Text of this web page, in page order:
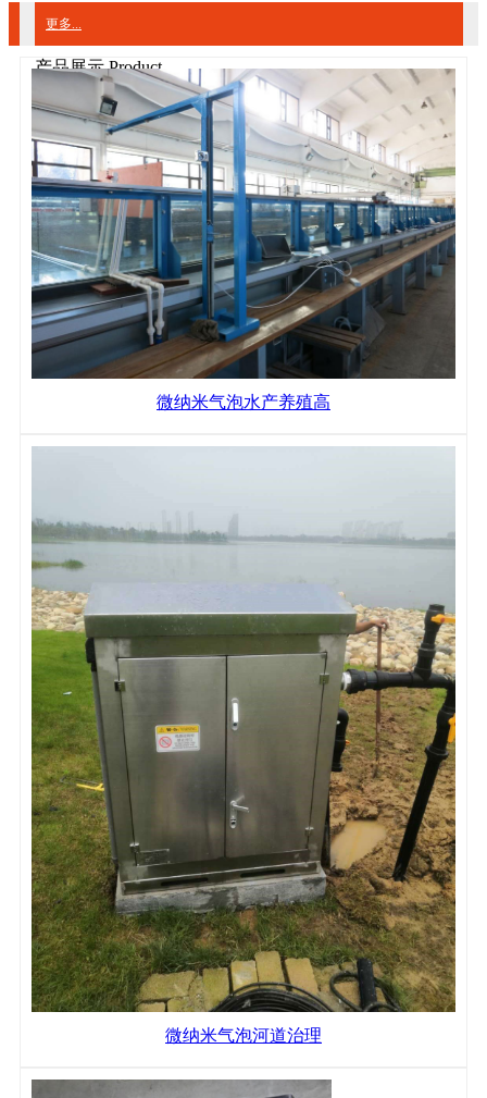
更多...
产品展示 Product
微纳米气泡水产养殖高
微纳米气泡河道治理